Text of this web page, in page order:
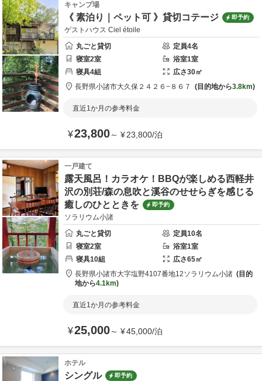
キャンプ場
《 素泊り｜ペット可 》貸切コテージ 即予約
ゲストハウス Ciel étoile
丸ごと貸切
定員4名
寝室2室 浴室1室
寝具4組 広さ30㎡
長野県小諸市大久保２４２６−８６７ 目的地から3.8km
直近1か月の参考料金
¥23,800～ ¥23,800/泊
一戸建て
露天風呂！カラオケ！BBQが楽しめる西軽井
沢の別荘/森の息吹と溪谷のせせらぎを感じる
癒しのひとときを
即予約
ソラリウム小諸
丸ごと貸切
定員10名
寝室2室 浴室1室
寝具10組 広さ65㎡
長野県小諸市大字塩野4107番地12ソラリウム小諸
目的
地から4.1km
直近1か月の参考料金
¥25,000～ ¥45,000/泊
ホテル
シングル 即予約